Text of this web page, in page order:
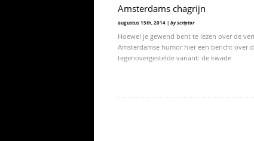
Amsterdams chagrijn
augustus 15th, 2014 | by scriptor
Hoewel je gewend bent te lezen over de
Amsterdamse humor hier een bericht over
tegenovergestelde variant: de kwade